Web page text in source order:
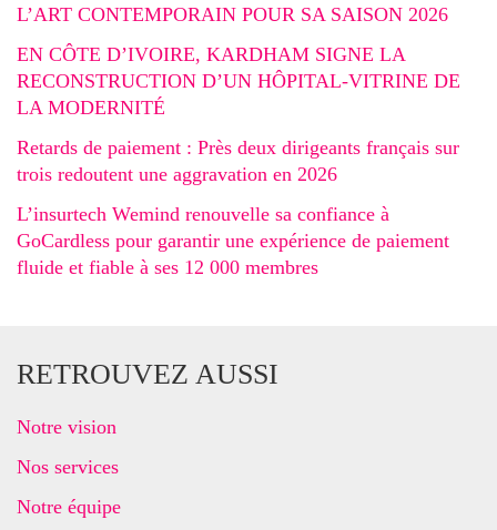
L’ART CONTEMPORAIN POUR SA SAISON 2026
EN CÔTE D’IVOIRE, KARDHAM SIGNE LA
RECONSTRUCTION D’UN HÔPITAL-VITRINE DE
LA MODERNITÉ
Retards de paiement : Près deux dirigeants français sur
trois redoutent une aggravation en 2026
L’insurtech Wemind renouvelle sa confiance à
GoCardless pour garantir une expérience de paiement
fluide et fiable à ses 12 000 membres
RETROUVEZ AUSSI
Notre vision
Nos services
Notre équipe